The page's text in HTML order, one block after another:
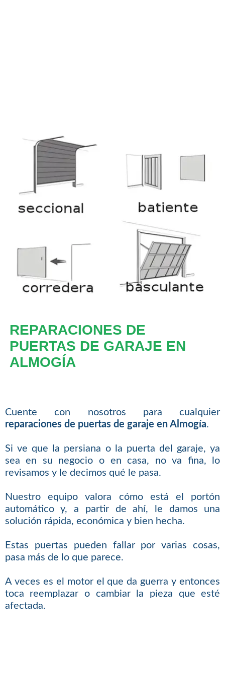
REPARACIONES DE
PUERTAS DE GARAJE EN
ALMOGÍA
Cuente con nosotros para cualquier
reparaciones de puertas de garaje en Almogía.
Si ve que la persiana o la puerta del garaje, ya
sea en su negocio o en casa, no va fina, lo
revisamos y le decimos qué le pasa.
Nuestro equipo valora cómo está el portón
automático y, a partir de ahí, le damos una
solución rápida, económica y bien hecha.
Estas puertas pueden fallar por varias cosas,
pasa más de lo que parece.
A veces es el motor el que da guerra y entonces
toca reemplazar o cambiar la pieza que esté
afectada.